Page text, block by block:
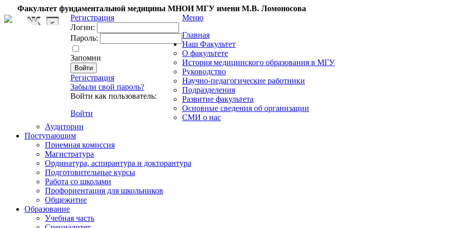
Факультет фундаментальной медицины МНОИ МГУ имени М.В. Ломоносова
Регистрация
Логин:
Пароль:
Запомни
Регистрация
Забыли свой пароль?
Войти как пользователь:
Войти
Меню
Главная
Наш Факультет
О факультете
История медицинского образования в МГУ
Руководство
Научно-педагогические работники
Подразделения
Развитие факультета
Основные сведения об организации
СМИ о нас
Аудитории
Поступающим
Приемная комиссия
Магистратура
Ординатура, аспирантура и докторантура
Подготовительные курсы
Работа со школами
Профориентация для школьников
Общежитие
Образование
Учебная часть